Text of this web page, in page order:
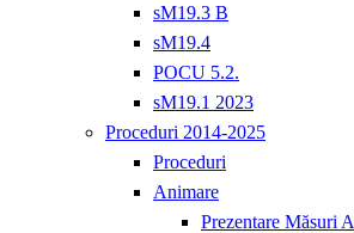
sM19.3 B
sM19.4
POCU 5.2.
sM19.1 2023
Proceduri 2014-2025
Proceduri
Animare
Prezentare Măsuri